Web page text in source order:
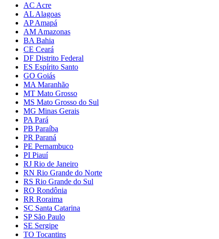
AC Acre
AL Alagoas
AP Amapá
AM Amazonas
BA Bahia
CE Ceará
DF Distrito Federal
ES Espírito Santo
GO Goiás
MA Maranhão
MT Mato Grosso
MS Mato Grosso do Sul
MG Minas Gerais
PA Pará
PB Paraíba
PR Paraná
PE Pernambuco
PI Piauí
RJ Rio de Janeiro
RN Rio Grande do Norte
RS Rio Grande do Sul
RO Rondônia
RR Roraima
SC Santa Catarina
SP São Paulo
SE Sergipe
TO Tocantins